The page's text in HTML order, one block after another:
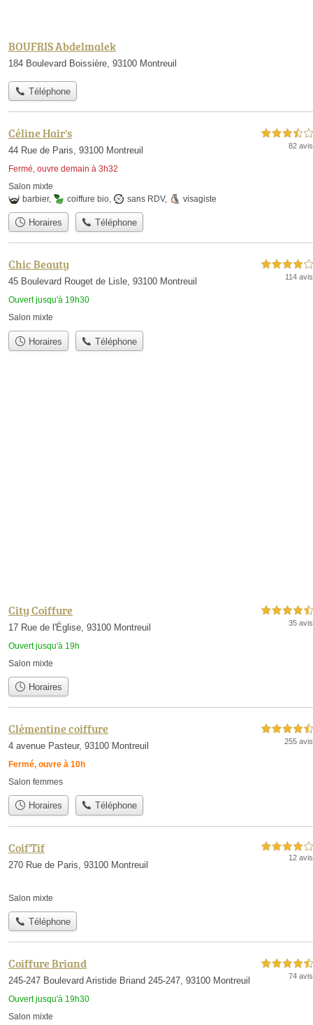
BOUFRIS Abdelmalek
184 Boulevard Boissière, 93100 Montreuil
Téléphone
Céline Hair's
44 Rue de Paris, 93100 Montreuil
Fermé, ouvre demain à 3h32
3,5 étoiles sur 5
82 avis
Salon mixte
barbier, coiffure bio, sans RDV, visagiste
Horaires Téléphone
Chic Beauty
45 Boulevard Rouget de Lisle, 93100 Montreuil
Ouvert jusqu'à 19h30
4,0 étoiles sur 5
114 avis
Salon mixte
Horaires Téléphone
City Coiffure
17 Rue de l'Église, 93100 Montreuil
Ouvert jusqu'à 19h
4,5 étoiles sur 5
35 avis
Salon mixte
Horaires
Clémentine coiffure
4 avenue Pasteur, 93100 Montreuil
Fermé, ouvre à 10h
4,5 étoiles sur 5
255 avis
Salon femmes
Horaires Téléphone
Coif'Tif
270 Rue de Paris, 93100 Montreuil
4,0 étoiles sur 5
12 avis
Salon mixte
Téléphone
Coiffure Briand
245-247 Boulevard Aristide Briand 245-247, 93100 Montreuil
Ouvert jusqu'à 19h30
4,5 étoiles sur 5
74 avis
Salon mixte